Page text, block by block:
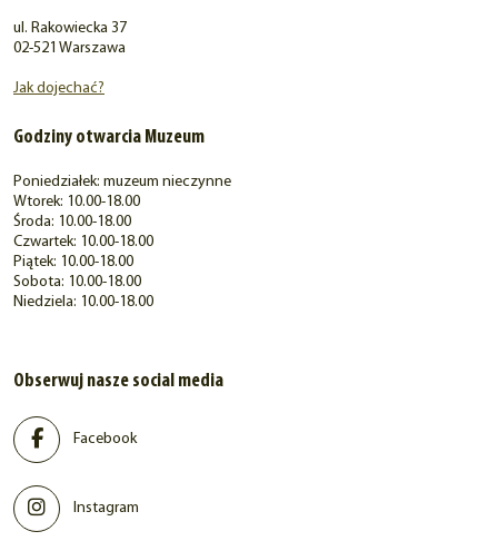
ul. Rakowiecka 37
02-521 Warszawa
Jak dojechać?
Godziny otwarcia Muzeum
Poniedziałek: muzeum nieczynne
Wtorek: 10.00-18.00
Środa: 10.00-18.00
Czwartek: 10.00-18.00
Piątek: 10.00-18.00
Sobota: 10.00-18.00
Niedziela: 10.00-18.00
Obserwuj nasze social media
Facebook
Instagram